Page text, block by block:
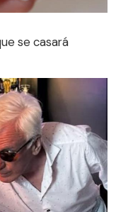
se casará